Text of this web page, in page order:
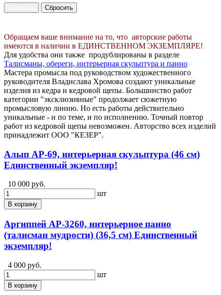
Обращаем ваше внимание на то, что авторские работы
имеются в наличии в ЕДИНСТВЕННОМ ЭКЗЕМПЛЯРЕ!
Для удобства они также продублированы в разделе
Талисманы, обереги, интерьерная скульптура и панно
Мастера промысла под руководством художественного
руководителя Владислава Хромова создают уникальные
изделия из кедра и кедровой щепы. Большинство работ
категории "эксклюзивные" продолжает сюжетную
промысловую линию. Но есть работы действительно
уникальные - и по теме, и по исполнению. Точный повтор
работ из кедровой щепы невозможен. Авторство всех изделий
принадлежит ООО "КЕЗЕР".
Алып АР-69, интерьерная скульптура (46 см)
Единственный экземпляр!
10 000 руб.
шт
В корзину
Аргиппей АР-3260, интерьерное панно
(талисман мудрости) (36,5 см) Единственный
экземпляр!
4 000 руб.
шт
В корзину